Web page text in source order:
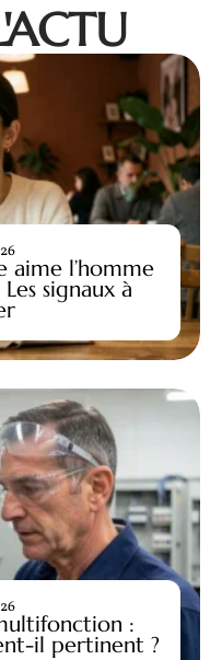
l’homme
signaux à
:
il pertinent ?